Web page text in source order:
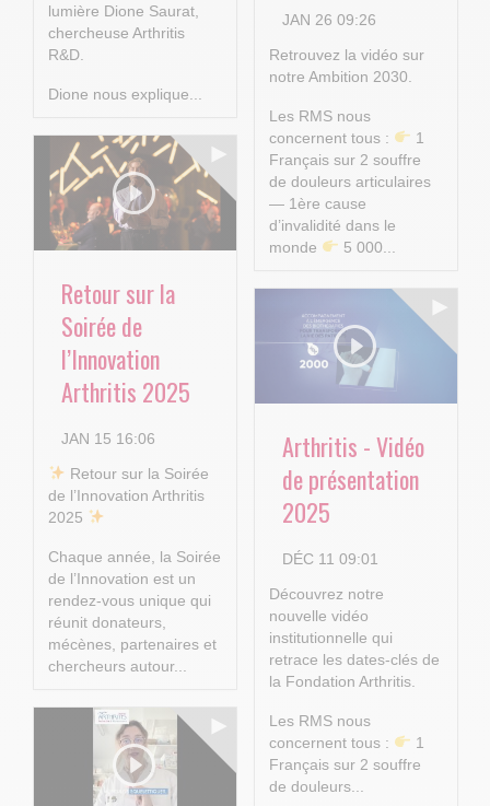
lumière Dione Saurat,
chercheuse Arthritis
R&D.
Dione nous explique...
JAN 26 09:26
Retrouvez la vidéo sur
notre Ambition 2030.
Les RMS nous
concernent tous :
1
Français sur 2 souffre
de douleurs articulaires
— 1ère cause
d’invalidité dans le
monde
5 000...
Retour sur la
Soirée de
l’Innovation
Arthritis 2025
JAN 15 16:06
​ Retour sur la Soirée
de l’Innovation Arthritis
2025
Chaque année, la Soirée
de l’Innovation est un
rendez-vous unique qui
réunit donateurs,
mécènes, partenaires et
chercheurs autour...
Arthritis - Vidéo
de présentation
2025
DÉC 11 09:01
Découvrez notre
nouvelle vidéo
institutionnelle qui
retrace les dates-clés de
la Fondation Arthritis.
Les RMS nous
concernent tous :
1
Français sur 2 souffre
de douleurs...